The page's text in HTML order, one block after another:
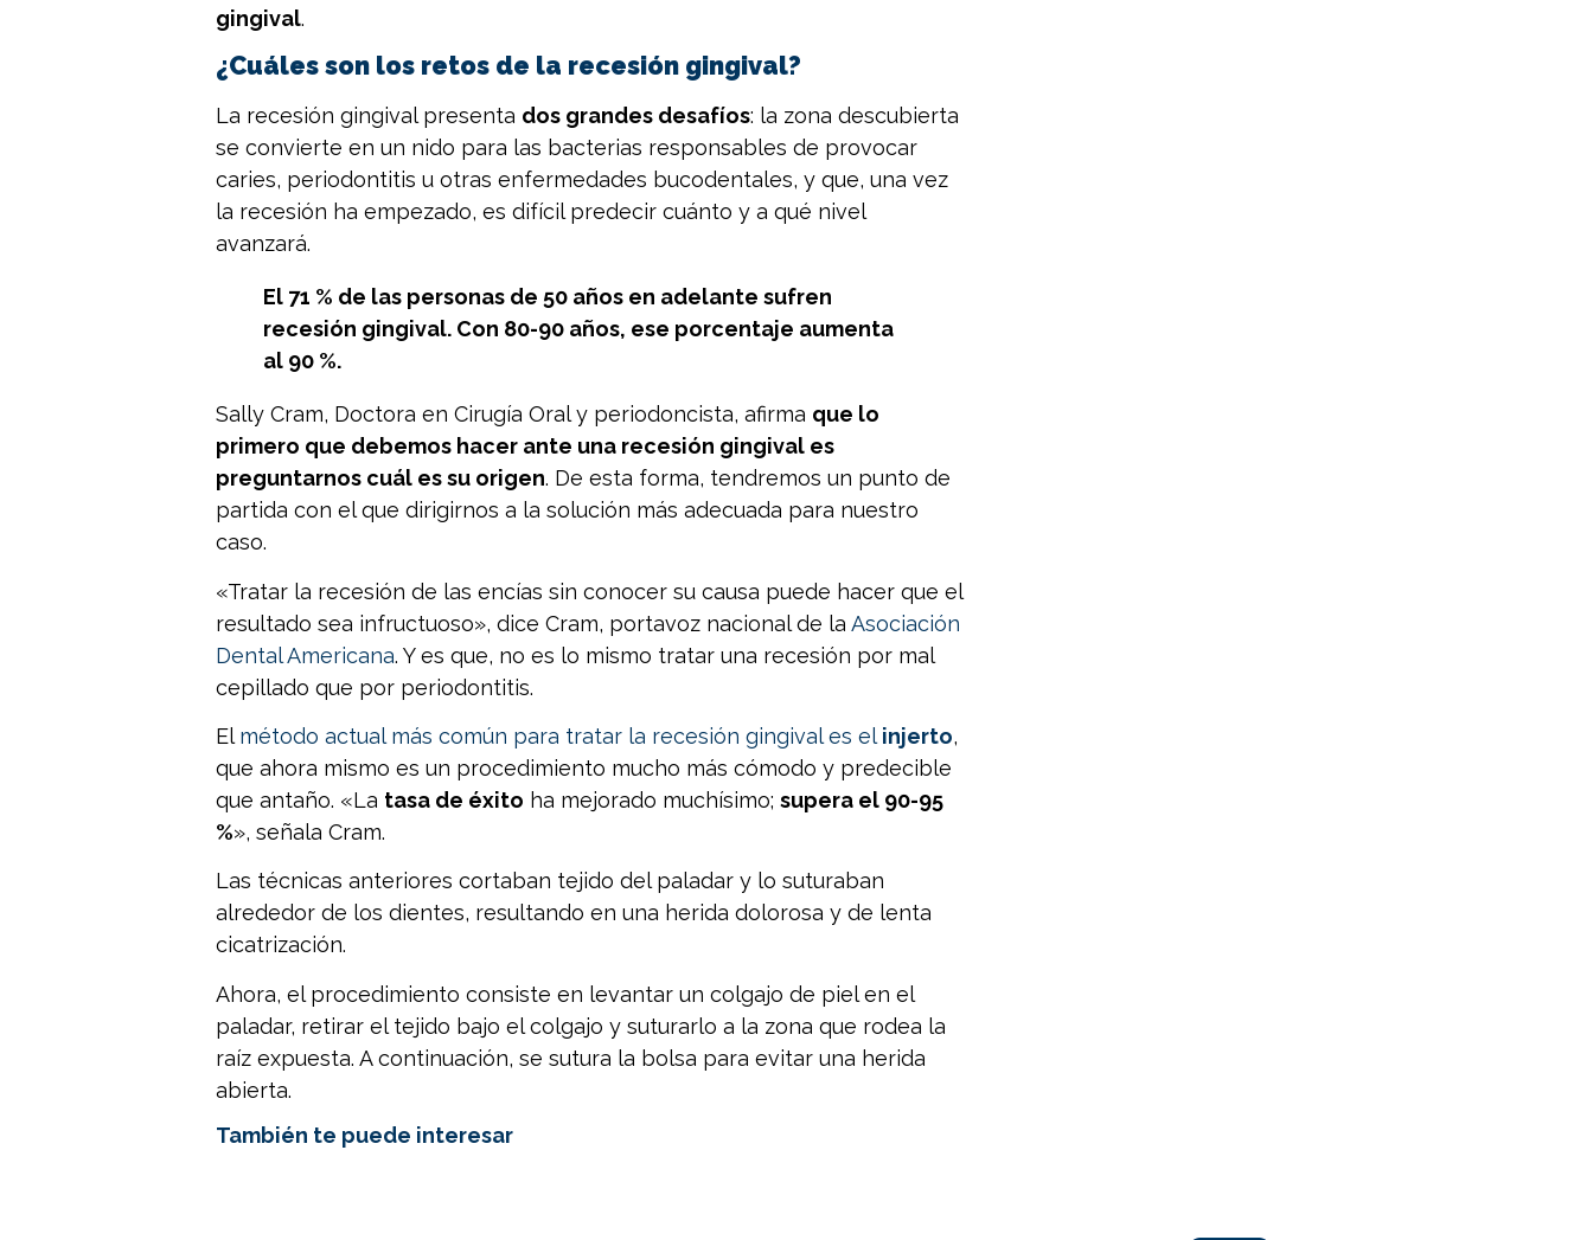
gingival.
¿Cuáles son los retos de la recesión gingival?
La recesión gingival presenta dos grandes desafíos: la zona descubierta
se convierte en un nido para las bacterias responsables de provocar
caries, periodontitis u otras enfermedades bucodentales, y que, una vez
la recesión ha empezado, es difícil predecir cuánto y a qué nivel
avanzará.
El 71 % de las personas de 50 años en adelante sufren
recesión gingival. Con 80-90 años, ese porcentaje aumenta
al 90 %.
Sally Cram, Doctora en Cirugía Oral y periodoncista, afirma que lo
primero que debemos hacer ante una recesión gingival es
preguntarnos cuál es su origen. De esta forma, tendremos un punto de
partida con el que dirigirnos a la solución más adecuada para nuestro
caso.
«Tratar la recesión de las encías sin conocer su causa puede hacer que el
resultado sea infructuoso», dice Cram, portavoz nacional de la Asociación
Dental Americana. Y es que, no es lo mismo tratar una recesión por mal
cepillado que por periodontitis.
El método actual más común para tratar la recesión gingival es el injerto,
que ahora mismo es un procedimiento mucho más cómodo y predecible
que antaño. «La tasa de éxito ha mejorado muchísimo; supera el 90-95
%», señala Cram.
Las técnicas anteriores cortaban tejido del paladar y lo suturaban
alrededor de los dientes, resultando en una herida dolorosa y de lenta
cicatrización.
Ahora, el procedimiento consiste en levantar un colgajo de piel en el
paladar, retirar el tejido bajo el colgajo y suturarlo a la zona que rodea la
raíz expuesta. A continuación, se sutura la bolsa para evitar una herida
abierta.
También te puede interesar